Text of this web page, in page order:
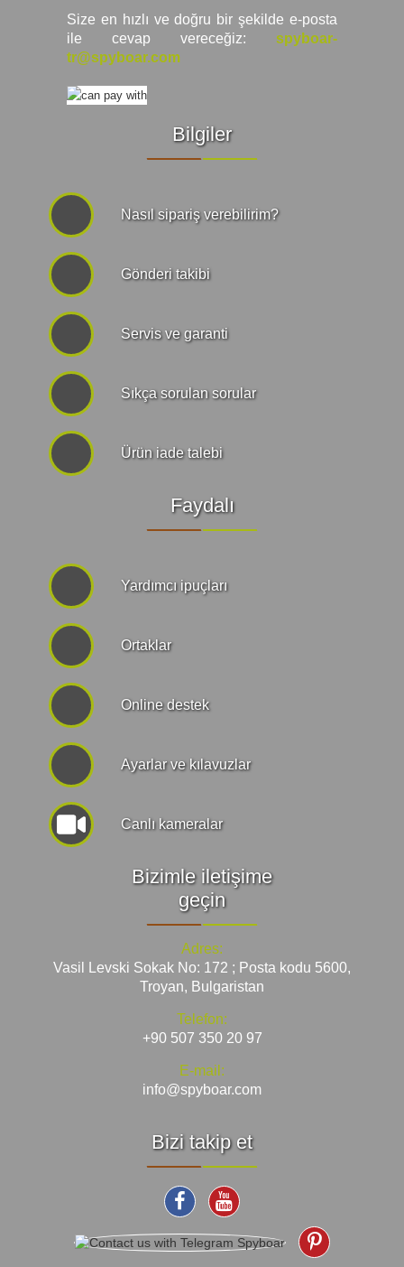
Size en hızlı ve doğru bir şekilde e-posta
ile cevap vereceğiz:
spyboar-
tr@spyboar.com
Bilgiler
Nasıl sipariş verebilirim?
Gönderi takibi
Servis ve garanti
Sıkça sorulan sorular
Ürün iade talebi
Faydalı
Yardımcı ipuçları
Ortaklar
Online destek
Ayarlar ve kılavuzlar
Canlı kameralar
Bizimle iletişime
geçin
Adres:
Vasil Levski Sokak No: 172 ; Posta kodu 5600,
Troyan, Bulgaristan
Telefon:
+90 507 350 20 97
E-mail:
info@spyboar.com
Bizi takip et